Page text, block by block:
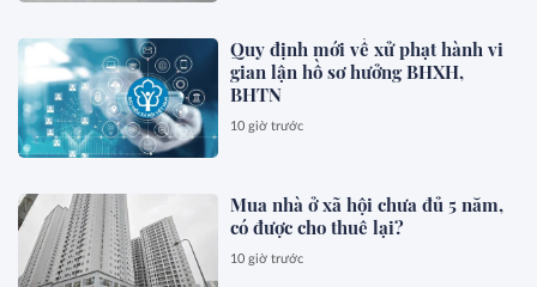
Quy định mới về xử phạt hành vi
gian lận hồ sơ hưởng BHXH,
BHTN
10 giờ trước
Mua nhà ở xã hội chưa đủ 5 năm,
có được cho thuê lại?
10 giờ trước